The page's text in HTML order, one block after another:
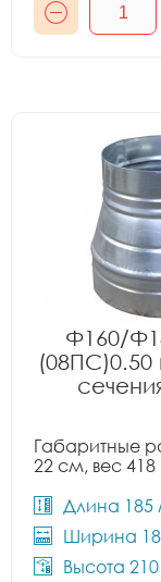
Ф160/
(08ПС)0.50
Габаритные
22 см, вес 418
Длина
Ширина
Высота